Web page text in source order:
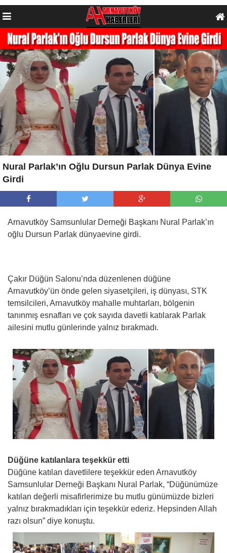
Nural Parlak’ın Oğlu Dursun Parlak Dünya Evine
Girdi
Arnavutköy Samsunlular Derneği Başkanı Nural Parlak’ın
oğlu Dursun Parlak dünyaevine girdi.
Çakır Düğün Salonu’nda düzenlenen düğüne
Arnavutköy’ün önde gelen siyasetçileri, iş dünyası, STK
temsilcileri, Arnavutköy mahalle muhtarları, bölgenin
tanınmış esnafları ve çok sayıda davetli katılarak Parlak
ailesini mutlu günlerinde yalnız bırakmadı.
Düğüne katılanlara teşekkür etti
Düğüne katılan davetlilere teşekkür eden Arnavutköy
Samsunlular Derneği Başkanı Nural Parlak, “Düğünümüze
katılan değerli misafirlerimize bu mutlu günümüzde bizleri
yalnız bırakmadıkları için teşekkür ederiz. Hepsinden Allah
razı olsun” diye konuştu.